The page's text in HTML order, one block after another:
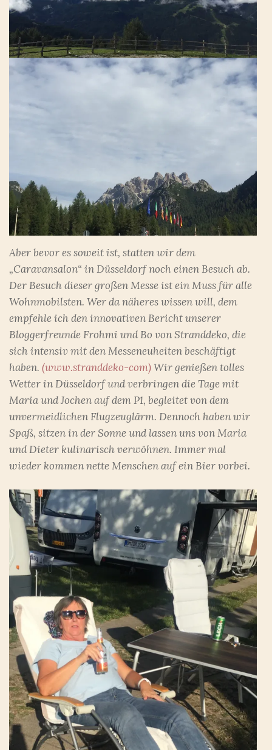
Aber bevor es soweit ist, statten wir dem
„Caravansalon“ in Düsseldorf noch einen Besuch ab.
Der Besuch dieser großen Messe ist ein Muss für alle
Wohnmobilsten. Wer da näheres wissen will, dem
empfehle ich den innovativen Bericht unserer
Bloggerfreunde Frohmi und Bo von Stranddeko, die
sich intensiv mit den Messeneuheiten beschäftigt
haben. (www.stranddeko-com)Wir genießen tolles
Wetter in Düsseldorf und verbringen die Tage mit
Maria und Jochen auf dem P1, begleitet von dem
unvermeidlichen Flugzeuglärm. Dennoch haben wir
Spaß, sitzen in der Sonne und lassen uns von Maria
und Dieter kulinarisch verwöhnen. Immer mal
wieder kommen nette Menschen auf ein Bier vorbei.